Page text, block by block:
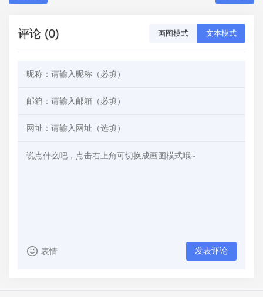
评论 (0) 画图模式 文本模式
表情 发表评论